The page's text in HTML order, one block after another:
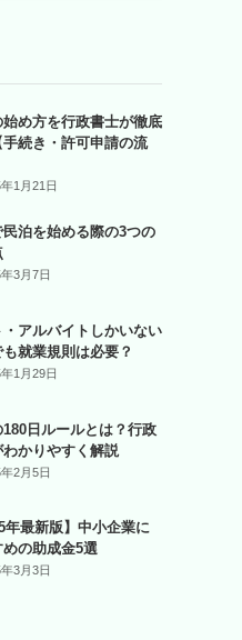
始め方を行政書士が徹底
続き・許可申請の流
1月21日
泊を始める際の3つの
3月7日
アルバイトしかいない
就業規則は必要？
1月29日
180日ルールとは？行政
かりやすく解説
2月5日
年最新版】中小企業に
めの助成金5選
3月3日